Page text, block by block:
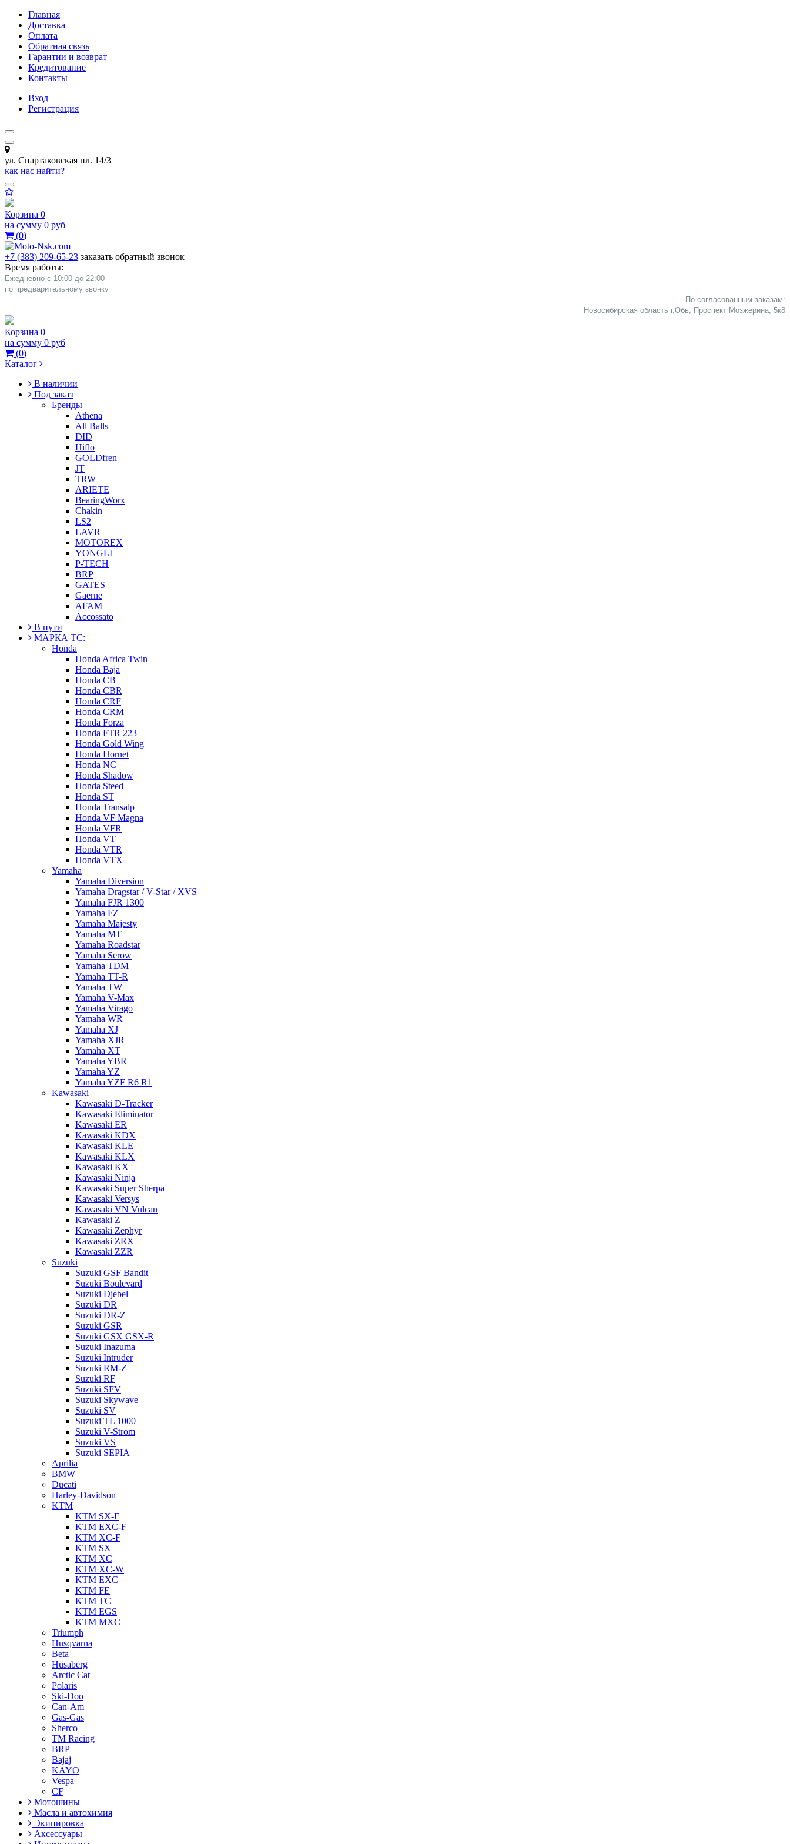
Главная
Доставка
Оплата
Обратная связь
Гарантии и возврат
Кредитование
Контакты
Вход
Регистрация
ул. Спартаковская пл. 14/3
как нас найти?
Корзина 0
на сумму 0 руб
(0)
+7 (383) 209-65-23 заказать обратный звонок
Время работы:
Ежедневно с 10:00 до 22:00
​по предварительному звонку
По согласованным заказам:
Новосибирская область г.Обь, Проспект Мозжерина, 5к8​
Корзина 0
на сумму 0 руб
(0)
Каталог
В наличии
Под заказ
Бренды
Athena
All Balls
DID
Hiflo
GOLDfren
JT
TRW
ARIETE
BearingWorx
Chakin
LS2
LAVR
MOTOREX
YONGLI
P-TECH
BRP
GATES
Gaerne
AFAM
Accossato
В пути
МАРКА ТС:
Honda
Honda Africa Twin
Honda Baja
Honda CB
Honda CBR
Honda CRF
Honda CRM
Honda Forza
Honda FTR 223
Honda Gold Wing
Honda Hornet
Honda NC
Honda Shadow
Honda Steed
Honda ST
Honda Transalp
Honda VF Magna
Honda VFR
Honda VT
Honda VTR
Honda VTX
Yamaha
Yamaha Diversion
Yamaha Dragstar / V-Star / XVS
Yamaha FJR 1300
Yamaha FZ
Yamaha Majesty
Yamaha MT
Yamaha Roadstar
Yamaha Serow
Yamaha TDM
Yamaha TT-R
Yamaha TW
Yamaha V-Max
Yamaha Virago
Yamaha WR
Yamaha XJ
Yamaha XJR
Yamaha XT
Yamaha YBR
Yamaha YZ
Yamaha YZF R6 R1
Kawasaki
Kawasaki D-Tracker
Kawasaki Eliminator
Kawasaki ER
Kawasaki KDX
Kawasaki KLE
Kawasaki KLX
Kawasaki KX
Kawasaki Ninja
Kawasaki Super Sherpa
Kawasaki Versys
Kawasaki VN Vulcan
Kawasaki Z
Kawasaki Zephyr
Kawasaki ZRX
Kawasaki ZZR
Suzuki
Suzuki GSF Bandit
Suzuki Boulevard
Suzuki Djebel
Suzuki DR
Suzuki DR-Z
Suzuki GSR
Suzuki GSX GSX-R
Suzuki Inazuma
Suzuki Intruder
Suzuki RM-Z
Suzuki RF
Suzuki SFV
Suzuki Skywave
Suzuki SV
Suzuki TL 1000
Suzuki V-Strom
Suzuki VS
Suzuki SEPIA
Aprilia
BMW
Ducati
Harley-Davidson
KTM
KTM SX-F
KTM EXC-F
KTM XC-F
KTM SX
KTM XC
KTM XC-W
KTM EXC
KTM FE
KTM TC
KTM EGS
KTM MXC
Triumph
Husqvarna
Beta
Husaberg
Arctic Cat
Polaris
Ski-Doo
Can-Am
Gas-Gas
Sherco
TM Racing
BRP
Bajaj
KAYO
Vespa
CF
Мотошины
Масла и автохимия
Экипировка
Аксессуары